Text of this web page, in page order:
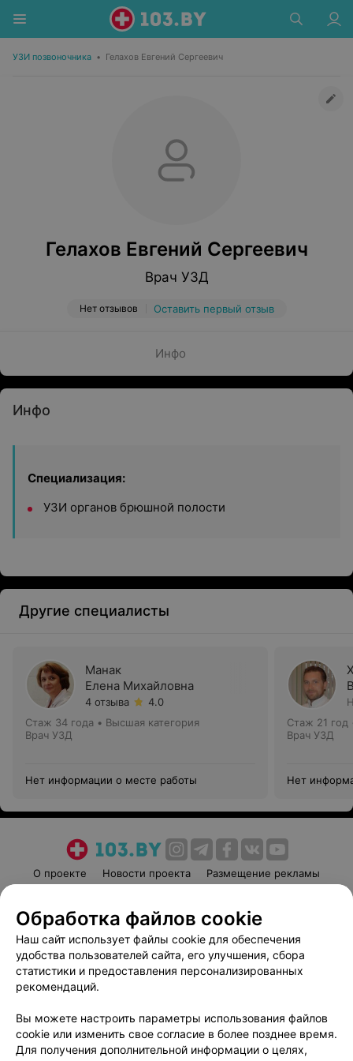
УЗИ позвоночника • Гелахов Евгений Сергеевич
Гелахов Евгений Сергеевич
Врач УЗД
Нет отзывов Оставить первый отзыв
Инфо
Инфо
Специализация:
УЗИ органов брюшной полости
Другие специалисты
Манак
Елена Михайловна
4 отзыва
4.0
Стаж 34 года • Высшая категория
Врач УЗД
Нет информации о месте работы
Стаж 21 год
Врач УЗД
Нет
О проекте Новости проекта
Размещение рекламы
Пользовательское соглашение
Способы оплаты
Вакансии
Партнеры
Написать руководителю 103.by
Обработка персональных данных
Обработка файлов cookie
Наш сайт использует файлы cookie для обеспечения
удобства пользователей сайта, его улучшения, сбора
статистики и предоставления персонализированных
рекомендаций.
Вы можете настроить параметры использования файлов
cookie или изменить свое согласие в более позднее время.
Для получения дополнительной информации о целях,